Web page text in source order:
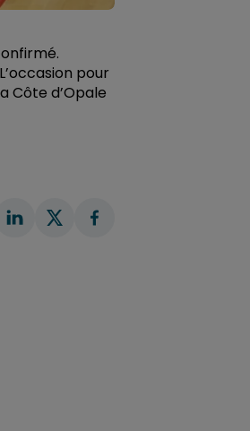
pour
Côte d’Opale